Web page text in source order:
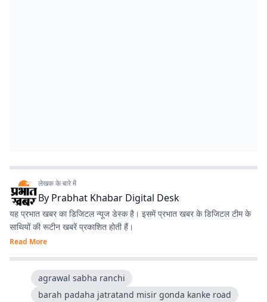
लेखक के बारे में
By Prabhat Khabar Digital Desk
यह प्रभात खबर का डिजिटल न्यूज डेस्क है। इसमें प्रभात खबर के डिजिटल टीम के
साथियों की रूटीन खबरें प्रकाशित होती हैं।
Read More
agrawal sabha ranchi
barah padaha jatratand misir gonda kanke road